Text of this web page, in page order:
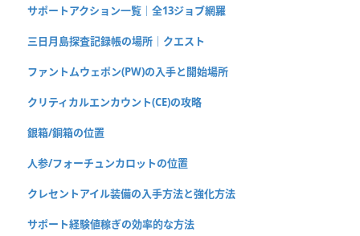
サポートアクション一覧｜全13ジョブ網羅
三日月島探査記録帳の場所｜クエスト
ファントムウェポン(PW)の入手と開始場所
クリティカルエンカウント(CE)の攻略
銀箱/銅箱の位置
人参/フォーチュンカロットの位置
クレセントアイル装備の入手方法と強化方法
サポート経験値稼ぎの効率的な方法